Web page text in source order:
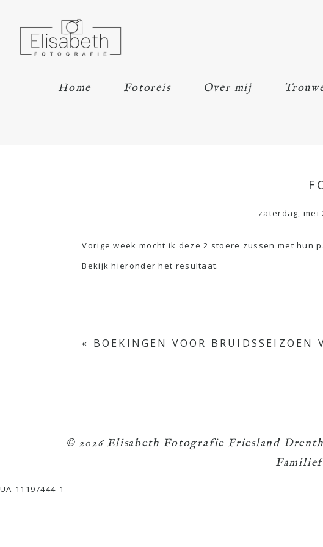
Home Fotoreis Over mij
zaterdag, mei
Vorige week mocht ik deze 2 stoere zussen met
Bekijk hieronder het resultaat.
« BOEKINGEN VOOR BRUIDSSEIZOEN
© 2026 Elisabeth Fotografie Friesland
UA-11197444-1